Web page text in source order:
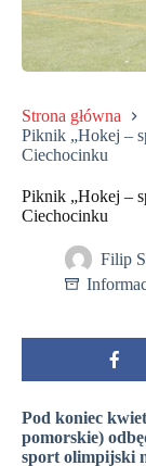
Strona główna
Piknik „Hokej –
Ciechocinku
Piknik „Hokej –
Ciechocinku
Filip
Pod koniec
pomorskie)
sport olimpijski